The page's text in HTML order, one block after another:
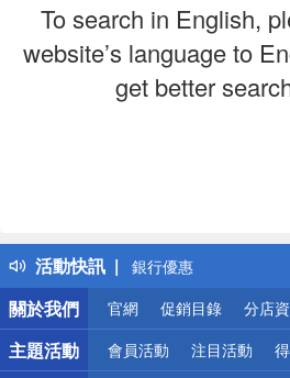
To search in English,
website’s language to
get better
活動快訊
熱門話題
銀行優惠
偏遠地區配送
詐騙網頁！請小心！
關於我們
官網 促銷目錄 分店
主題活動 會員活動 注目活動